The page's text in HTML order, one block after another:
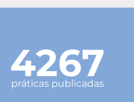
4267
práticas publicadas